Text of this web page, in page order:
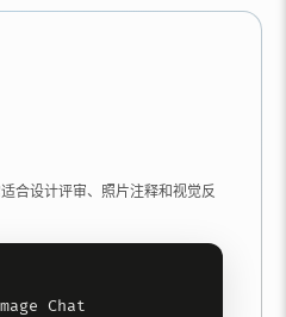
合设计评审、照片注释和视觉反
Chat